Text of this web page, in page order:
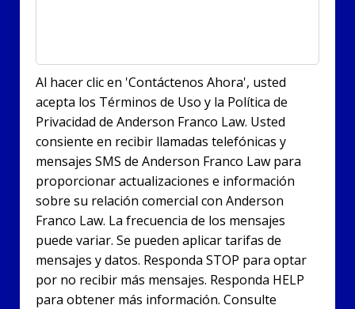
Al hacer clic en 'Contáctenos Ahora', usted
acepta los Términos de Uso y la Política de
Privacidad de Anderson Franco Law. Usted
consiente en recibir llamadas telefónicas y
mensajes SMS de Anderson Franco Law para
proporcionar actualizaciones e información
sobre su relación comercial con Anderson
Franco Law. La frecuencia de los mensajes
puede variar. Se pueden aplicar tarifas de
mensajes y datos. Responda STOP para optar
por no recibir más mensajes. Responda HELP
para obtener más información. Consulte